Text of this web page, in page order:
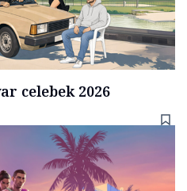
celebek 2026